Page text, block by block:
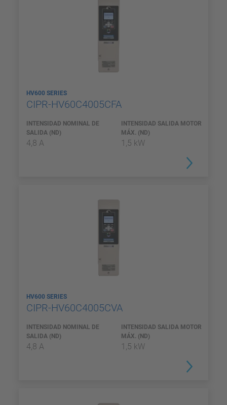
HV600 SERIES
CIPR-HV60C4005CFA
INTENSIDAD NOMINAL DE
SALIDA (ND)
4,8 A
INTENSIDAD SALIDA MOTOR
MÁX. (ND)
1,5 kW
HV600 SERIES
CIPR-HV60C4005CVA
INTENSIDAD NOMINAL DE
SALIDA (ND)
4,8 A
INTENSIDAD SALIDA MOTOR
MÁX. (ND)
1,5 kW